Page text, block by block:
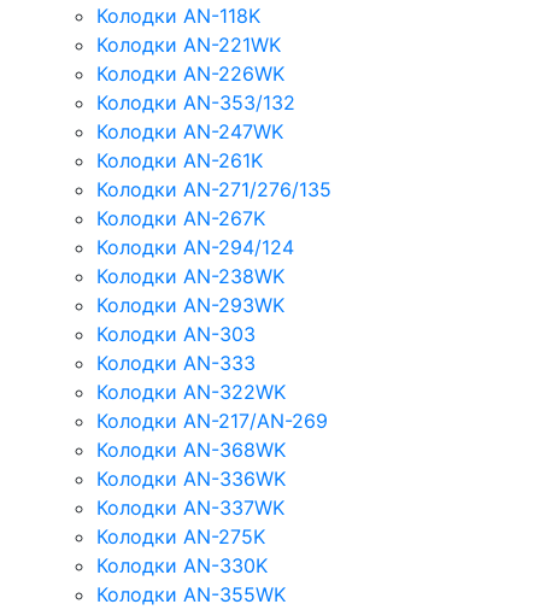
Колодки AN-118K
Колодки AN-221WK
Колодки AN-226WK
Колодки AN-353/132
Колодки AN-247WK
Колодки AN-261K
Колодки AN-271/276/135
Колодки AN-267K
Колодки AN-294/124
Колодки AN-238WK
Колодки AN-293WK
Колодки AN-303
Колодки AN-333
Колодки AN-322WK
Колодки AN-217/AN-269
Колодки AN-368WK
Колодки AN-336WK
Колодки AN-337WK
Колодки AN-275K
Колодки AN-330K
Колодки AN-355WK